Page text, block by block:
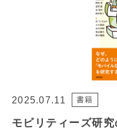
2025.07.11 書籍
モビリティーズ研